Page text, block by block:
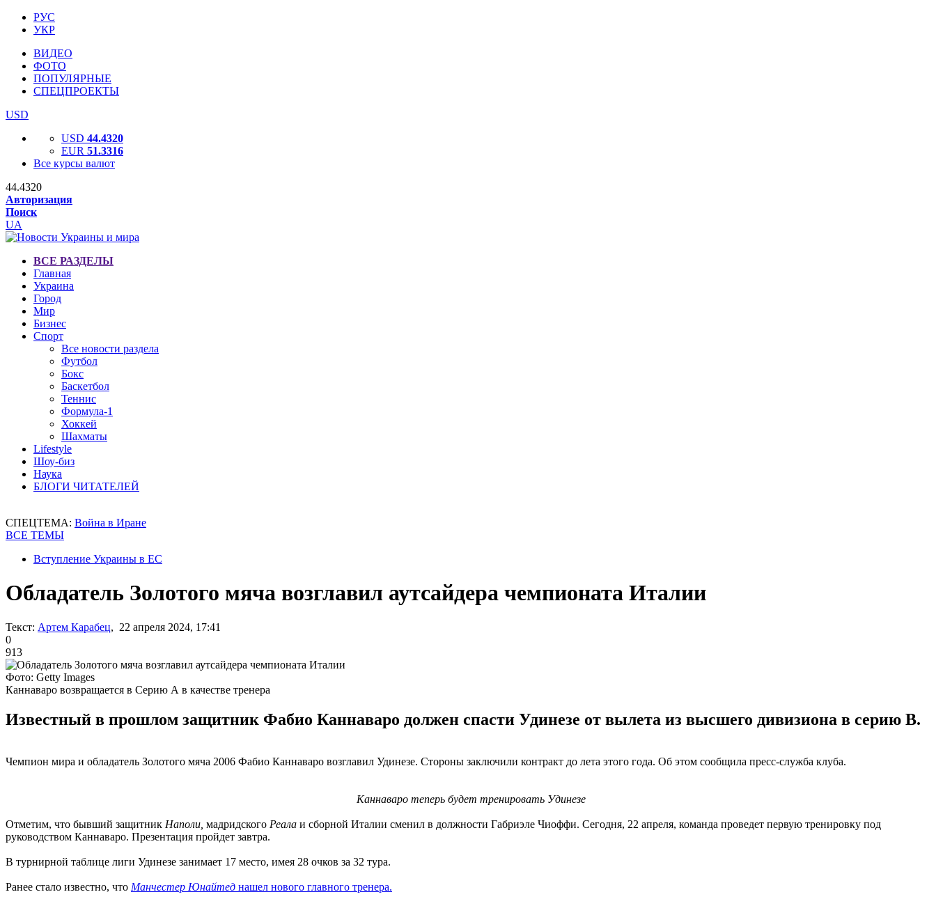
РУС
УКР
ВИДЕО
ФОТО
ПОПУЛЯРНЫЕ
СПЕЦПРОЕКТЫ
USD
USD 44.4320
EUR 51.3316
Все курсы валют
44.4320
Авторизация
Поиск
UA
ВСЕ РАЗДЕЛЫ
Главная
Украина
Город
Мир
Бизнес
Спорт
Все новости раздела
Футбол
Бокс
Баскетбол
Теннис
Формула-1
Хоккей
Шахматы
Lifestyle
Шоу-биз
Наука
БЛОГИ ЧИТАТЕЛЕЙ
СПЕЦТЕМА: Война в Иране
ВСЕ ТЕМЫ
Вступление Украины в ЕС
Обладатель Золотого мяча возглавил аутсайдера чемпионата Италии
Текст: Артем Карабец, 22 апреля 2024, 17:41
0
913
Фото: Getty Images
Каннаваро возвращается в Серию А в качестве тренера
Известный в прошлом защитник Фабио Каннаваро должен спасти Удинезе от вылета из высшего дивизиона в серию В.
Чемпион мира и обладатель Золотого мяча 2006 Фабио Каннаваро возглавил Удинезе. Стороны заключили контракт до лета этого года. Об этом сообщила пресс-служба клуба.
Каннаваро теперь будет тренировать Удинезе
Отметим, что бывший защитник Наполи, мадридского Реала и сборной Италии сменил в должности Габриэле Чиоффи. Сегодня, 22 апреля, команда проведет первую тренировку под
руководством Каннаваро. Презентация пройдет завтра.
В турнирной таблице лиги Удинезе занимает 17 место, имея 28 очков за 32 тура.
Ранее стало известно, что Манчестер Юнайтед нашел нового главного тренера.